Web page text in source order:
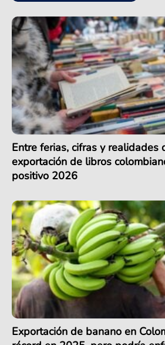
Entre ferias, cifras y realidades
exportación de libros
positivo 2026
Exportación de banano en